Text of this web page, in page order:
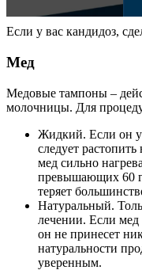
Если у вас кандидоз,
Мед
Медовые тампоны –
молочницы. Для
Жидкий. Если он
следует
мед сильно
превышающих 60
теряет
Натуральный.
лечении. Если
он не принесет
натуральности
уверенным.